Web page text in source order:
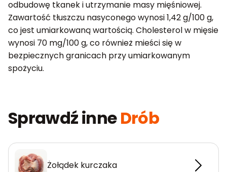
odbudowę tkanek i utrzymanie masy mięśniowej.
Zawartość tłuszczu nasyconego wynosi 1,42 g/100 g,
co jest umiarkowaną wartością. Cholesterol w mięsie
wynosi 70 mg/100 g, co również mieści się w
bezpiecznych granicach przy umiarkowanym
spożyciu.
Sprawdź inneDrób
Żołądek kurczaka